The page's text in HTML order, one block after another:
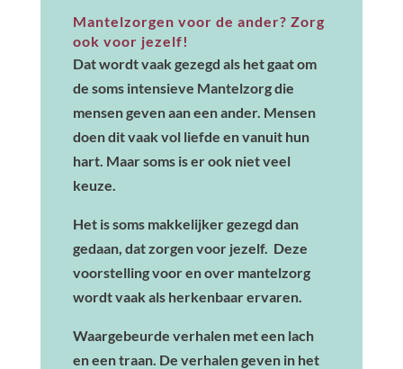
Mantelzorgen voor de ander? Zorg
ook voor jezelf!
Dat wordt vaak gezegd als het gaat om
de soms intensieve Mantelzorg die
mensen geven aan een ander. Mensen
doen dit vaak vol liefde en vanuit hun
hart. Maar soms is er ook niet veel
keuze.
Het is soms makkelijker gezegd dan
gedaan, dat zorgen voor jezelf. Deze
voorstelling voor en over mantelzorg
wordt vaak als herkenbaar ervaren.
Waargebeurde verhalen met een lach
en een traan. De verhalen geven in het